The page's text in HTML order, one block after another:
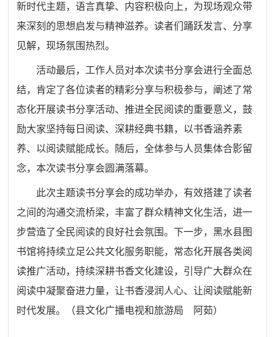
新时代主题，语言真挚、内容积极向上，为现场观众带
来深刻的思想启发与精神滋养。读者们踊跃发言、分享
见解，现场氛围热烈。
活动最后，工作人员对本次读书分享会进行全面总
结，肯定了各位读者的精彩分享与积极参与，阐述了常
态化开展读书分享活动、推进全民阅读的重要意义，鼓
励大家坚持每日阅读、深耕经典书籍，以书香涵养素
养、以阅读赋能成长。随后，全体参与人员集体合影留
念，本次读书分享会圆满落幕。
此次主题读书分享会的成功举办，有效搭建了读者
之间的沟通交流桥梁，丰富了群众精神文化生活，进一
步营造了全民阅读的良好社会氛围。下一步，黑水县图
书馆将持续立足公共文化服务职能，常态化开展各类阅
读推广活动，持续深耕书香文化建设，引导广大群众在
阅读中凝聚奋进力量，让书香浸润人心、让阅读赋能新
时代发展。（县文化广播电视和旅游局 阿茹）